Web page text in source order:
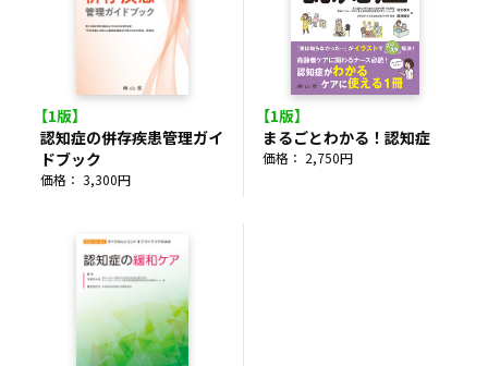
【1版】
認知症の併存疾患管理ガイ
ドブック
価格： 3,300円
【1版】
まるごとわかる！認知症
価格： 2,750円